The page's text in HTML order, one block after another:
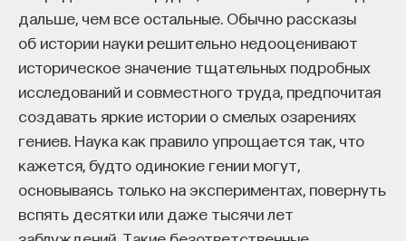
дальше, чем все остальные. Обычно рассказы
об истории науки решительно недооценивают
историческое значение тщательных подробных
исследований и совместного труда, предпочитая
создавать яркие истории о смелых озарениях
гениев. Наука как правило упрощается так, что
кажется, будто одинокие гении могут,
основываясь только на экспериментах, повернуть
вспять десятки или даже тысячи лет
У университета четыре цели
«Мы выделили четыре идеологии образования.
Первая — развитие и трансляция
дисциплинарного знания, где в центре находится
само знание, а не человек и не рынок труда.
Вторая — формирование определенного типа
человека, например человека, способного
к сложному мышлению. Третья — развитие